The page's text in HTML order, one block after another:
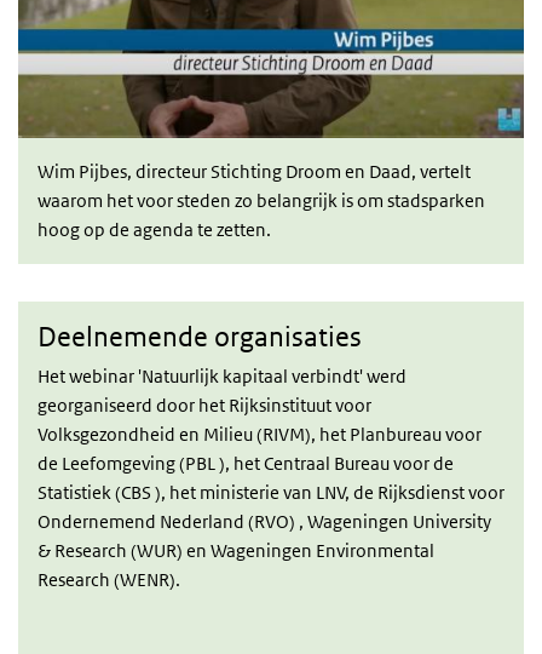
Wim Pijbes, directeur Stichting Droom en Daad, vertelt
waarom het voor steden zo belangrijk is om stadsparken
hoog op de agenda te zetten.
Deelnemende organisaties
Het webinar 'Natuurlijk kapitaal verbindt' werd
georganiseerd door het Rijksinstituut voor
Volksgezondheid en Milieu (RIVM), het Planbureau voor
de Leefomgeving (PBL ), het Centraal Bureau voor de
Statistiek (CBS ), het ministerie van LNV, de Rijksdienst voor
Ondernemend Nederland (RVO) , Wageningen University
& Research (WUR) en Wageningen Environmental
Research (WENR).